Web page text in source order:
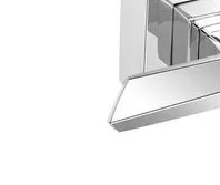
COMPRAR
VEJA MAIS